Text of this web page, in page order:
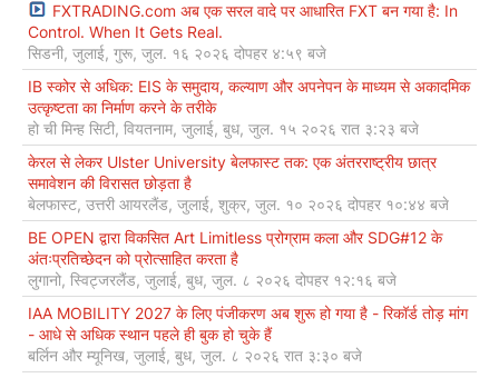
FXTRADING.com अब एक सरल वादे पर आधारित FXT बन गया है: In
Control. When It Gets Real.
सिडनी, जुलाई, गुरू, जुल. १६ २०२६ दोपहर ४:५९ बजे
IB स्कोर से अधिक: EIS के समुदाय, कल्याण और अपनेपन के माध्यम से अकादमिक
उत्कृष्टता का निर्माण करने के तरीके
हो ची मिन्ह सिटी, वियतनाम, जुलाई, बुध, जुल. १५ २०२६ रात ३:२३ बजे
केरल से लेकर Ulster University बेलफास्ट तक: एक अंतरराष्ट्रीय छात्र
समावेशन की विरासत छोड़ता है
बेलफास्ट, उत्तरी आयरलैंड, जुलाई, शुक्र, जुल. १० २०२६ दोपहर १०:४४ बजे
BE OPEN द्वारा विकसित Art Limitless प्रोग्राम कला और SDG#12 के
अंतःप्रतिच्छेदन को प्रोत्साहित करता है
लुगानो, स्विट्जरलैंड, जुलाई, बुध, जुल. ८ २०२६ दोपहर १२:१६ बजे
IAA MOBILITY 2027 के लिए पंजीकरण अब शुरू हो गया है - रिकॉर्ड तोड़ मांग
- आधे से अधिक स्थान पहले ही बुक हो चुके हैं
बर्लिन और म्यूनिख, जुलाई, बुध, जुल. ८ २०२६ रात ३:३० बजे